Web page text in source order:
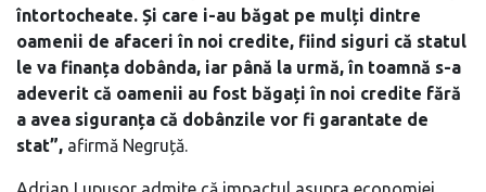
întortocheate. Și care i-au băgat pe mulți dintre
oamenii de afaceri în noi credite, fiind siguri că statul
le va finanța dobânda, iar până la urmă, în toamnă s-a
adeverit că oamenii au fost băgați în noi credite fără
a avea siguranța că dobânzile vor fi garantate de
stat”, afirmă Negruță.